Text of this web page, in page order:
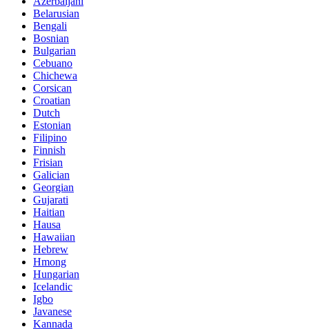
Belarusian
Bengali
Bosnian
Bulgarian
Cebuano
Chichewa
Corsican
Croatian
Dutch
Estonian
Filipino
Finnish
Frisian
Galician
Georgian
Gujarati
Haitian
Hausa
Hawaiian
Hebrew
Hmong
Hungarian
Icelandic
Igbo
Javanese
Kannada